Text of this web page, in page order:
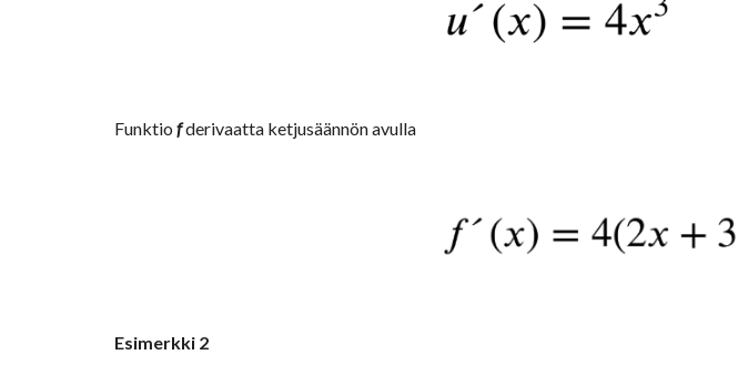
Funktio f derivaatta ketjusäännön avulla
Esimerkki 2